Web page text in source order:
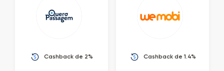
Cashback de 2% Cashback de 1.4%